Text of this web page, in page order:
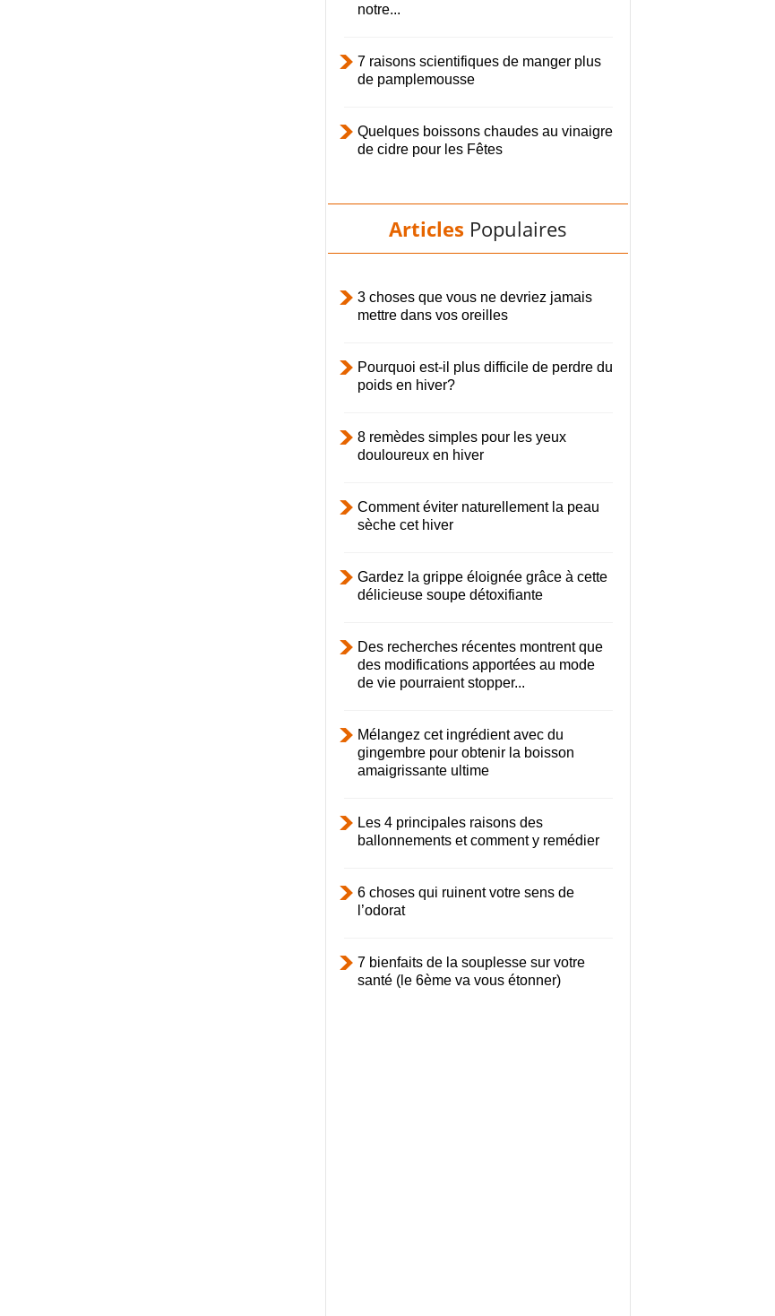
notre...
7 raisons scientifiques de manger plus
de pamplemousse
Quelques boissons chaudes au vinaigre
de cidre pour les Fêtes
Articles Populaires
3 choses que vous ne devriez jamais
mettre dans vos oreilles
Pourquoi est-il plus difficile de perdre du
poids en hiver?
8 remèdes simples pour les yeux
douloureux en hiver
Comment éviter naturellement la peau
sèche cet hiver
Gardez la grippe éloignée grâce à cette
délicieuse soupe détoxifiante
Des recherches récentes montrent que
des modifications apportées au mode
de vie pourraient stopper...
Mélangez cet ingrédient avec du
gingembre pour obtenir la boisson
amaigrissante ultime
Les 4 principales raisons des
ballonnements et comment y remédier
6 choses qui ruinent votre sens de
l’odorat
7 bienfaits de la souplesse sur votre
santé (le 6ème va vous étonner)